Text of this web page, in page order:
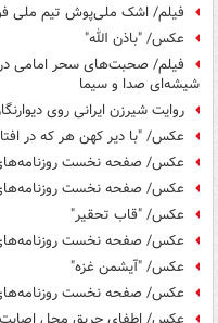
فیلم/ اشک ملی‌پوش تیم ملی
عکس/ "باذن الله"
فیلم/ صحبت‌های سحر امامی در
شیشه‌ای صدا و سیما
روایت شیرزن ایرانی روی
عکس/ "با دیر کهن هر که در
عکس/ صفحه نخست روزنامه‌های یکشنبه
عکس/ صفحه نخست روزنامه‌های پنجشنبه
عکس/ "قاب تحقیر"
عکس/ صفحه نخست روزنامه‌های
عکس/ "آیشمن غزه"
عکس/ صفحه نخست روزنامه‌های چهارشنبه